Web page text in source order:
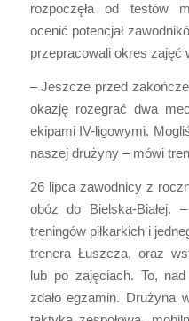
rozpoczęła od testów
ocenić potencjał
przepracowali okres zajęć
– Jeszcze przed
okazję rozegrać dwa
ekipami IV-ligowymi.
naszej drużyny – mówi
26 lipca zawodnicy z
obóz do Bielska-Białej.
treningów piłkarkich i
trenera Łuszcza, oraz
lub po zajęciach. To,
zdało egzamin. Drużyna